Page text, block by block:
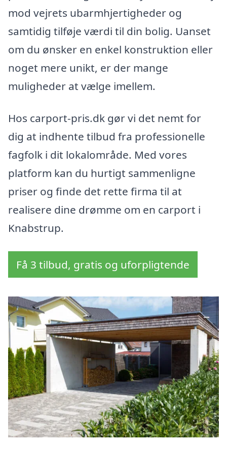
mod vejrets ubarmhjertigheder og
samtidig tilføje værdi til din bolig. Uanset
om du ønsker en enkel konstruktion eller
noget mere unikt, er der mange
muligheder at vælge imellem.
Hos carport-pris.dk gør vi det nemt for
dig at indhente tilbud fra professionelle
fagfolk i dit lokalområde. Med vores
platform kan du hurtigt sammenligne
priser og finde det rette firma til at
realisere dine drømme om en carport i
Knabstrup.
Få 3 tilbud, gratis og uforpligtende